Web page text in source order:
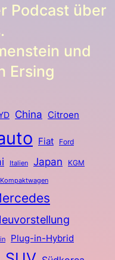
Podcast über
und
Ersing
China Citroen
Fiat Ford
Italien Japan KGM
Kompaktwagen
Plug-in-Hybrid